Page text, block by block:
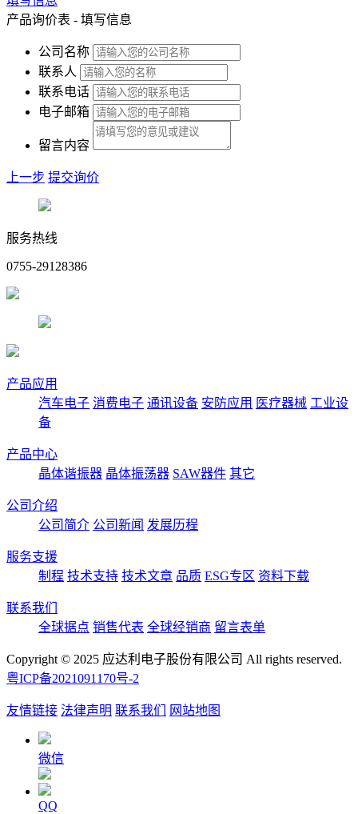
产品询价表 - 填写信息
公司名称
联系人
联系电话
电子邮箱
留言内容
上一步 提交询价
服务热线
0755-29128386
产品应用
汽车电子 消费电子 通讯设备 安防应用 医疗器械 工业设
备
产品中心
晶体谐振器 晶体振荡器 SAW器件 其它
公司介绍
公司简介 公司新闻 发展历程
服务支援
制程 技术支持 技术文章 品质 ESG专区 资料下载
联系我们
全球据点 销售代表 全球经销商 留言表单
Copyright © 2025 应达利电子股份有限公司 All rights reserved.
粤ICP备2021091170号-2
友情链接 法律声明 联系我们 网站地图
微信
QQ